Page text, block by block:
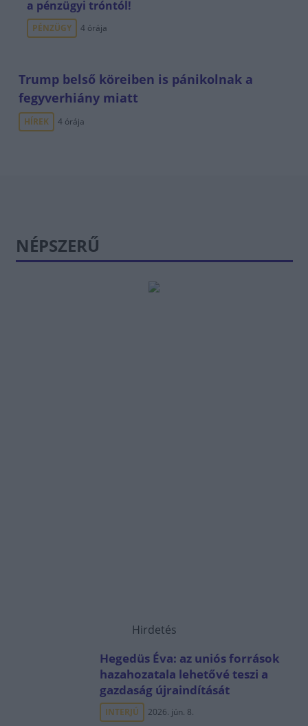
a pénzügyi tróntól!
PÉNZÜGY 4 órája
Trump belső köreiben is pánikolnak a
fegyverhiány miatt
HÍREK 4 órája
NÉPSZERŰ
Hirdetés
Hegedüs Éva: az uniós források
hazahozatala lehetővé teszi a
gazdaság újraindítását
INTERJÚ 2026. jún. 8.